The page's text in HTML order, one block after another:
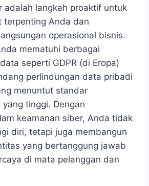
adalah langkah proaktif untuk
terpenting Anda dan
operasional bisnis.
mematuhi berbagai
seperti GDPR (di Eropa)
perlindungan data pribadi
menuntut standar
tinggi. Dengan
keamanan siber, Anda tidak
diri, tetapi juga membangun
yang bertanggung jawab
di mata pelanggan dan